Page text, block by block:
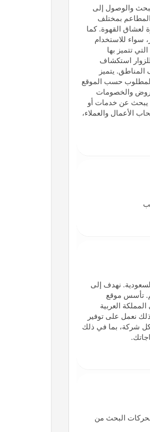
والوصول إلى
بمختلف
لعشاق القهوة. كما
سواء للاستخدام
تتميز بها
استكشاف
المناطق. يتميز
المطلوب حسب الموقع
والخصومات
يبحث عن خدمات أو
الأعمال والعملاء،
نهدف إلى
تأسس موقع
في المملكة العربية
نعمل على توفير
كل شركة، بما في ذلك
البحث من